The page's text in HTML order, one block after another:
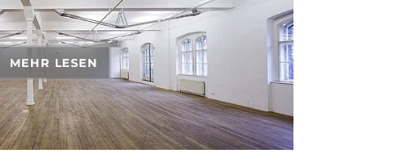
MEHR LESEN